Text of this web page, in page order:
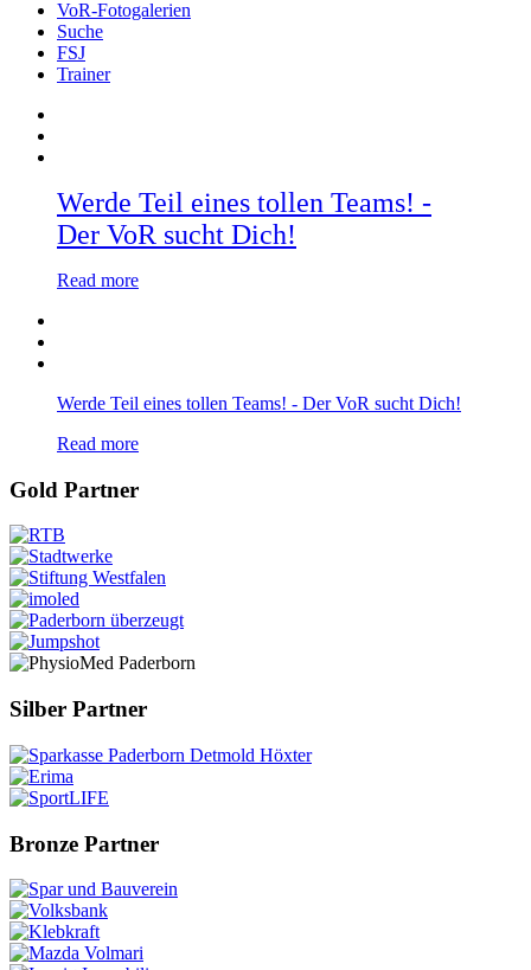
VoR-Fotogalerien
Suche
FSJ
Trainer
Werde Teil eines tollen Teams! -
Der VoR sucht Dich!
Read more
Werde Teil eines tollen Teams! - Der VoR sucht Dich!
Read more
Gold Partner
Silber Partner
Bronze Partner